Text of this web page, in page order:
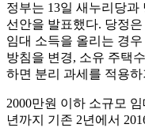
정부는 13일 새누리당과
선안을 발표했다. 당정
임대 소득을 올리는 경
방침을 변경, 소유 주택
하면 분리 과세를 적용
2000만원 이하 소규모
년까지 기존 2년에서